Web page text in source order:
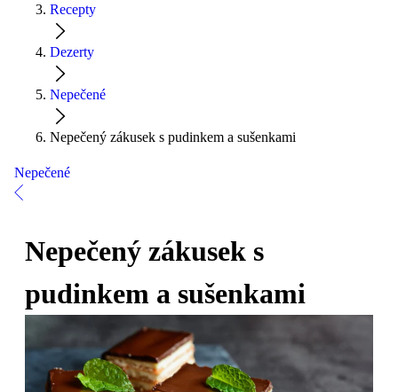
Recepty
Dezerty
Nepečené
Nepečený zákusek s pudinkem a sušenkami
Nepečené
Nepečený zákusek s
pudinkem a sušenkami